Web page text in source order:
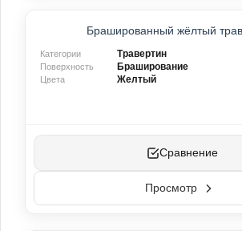
Брашированный жёлтый
Категории Травертин
Поверхность Браширование
Цвета Желтый
Сравнение
Просмотр